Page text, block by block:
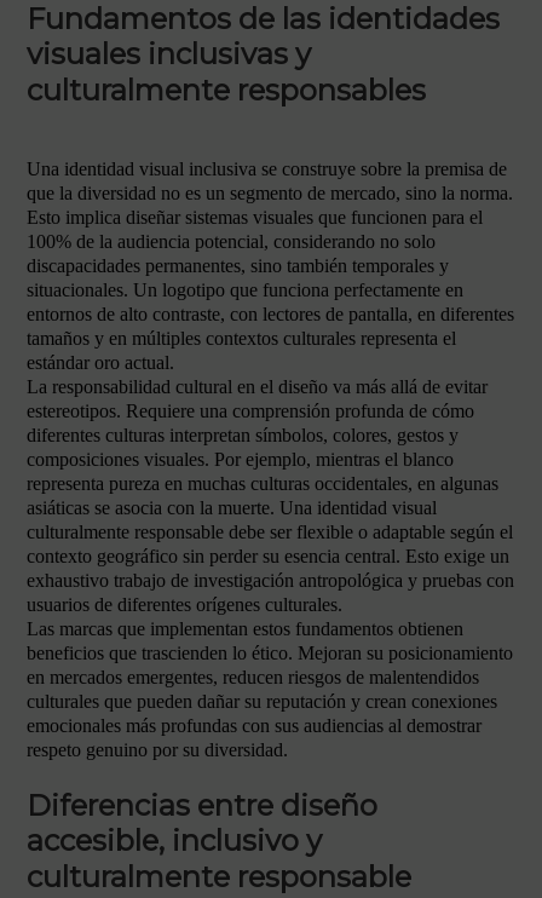
Fundamentos de las identidades
visuales inclusivas y
culturalmente responsables
Una identidad visual inclusiva se construye sobre la premisa de
que la diversidad no es un segmento de mercado, sino la norma.
Esto implica diseñar sistemas visuales que funcionen para el
100% de la audiencia potencial, considerando no solo
discapacidades permanentes, sino también temporales y
situacionales. Un logotipo que funciona perfectamente en
entornos de alto contraste, con lectores de pantalla, en diferentes
tamaños y en múltiples contextos culturales representa el
estándar oro actual.
La responsabilidad cultural en el diseño va más allá de evitar
estereotipos. Requiere una comprensión profunda de cómo
diferentes culturas interpretan símbolos, colores, gestos y
composiciones visuales. Por ejemplo, mientras el blanco
representa pureza en muchas culturas occidentales, en algunas
asiáticas se asocia con la muerte. Una identidad visual
culturalmente responsable debe ser flexible o adaptable según el
contexto geográfico sin perder su esencia central. Esto exige un
exhaustivo trabajo de investigación antropológica y pruebas con
usuarios de diferentes orígenes culturales.
Las marcas que implementan estos fundamentos obtienen
beneficios que trascienden lo ético. Mejoran su posicionamiento
en mercados emergentes, reducen riesgos de malentendidos
culturales que pueden dañar su reputación y crean conexiones
emocionales más profundas con sus audiencias al demostrar
respeto genuino por su diversidad.
Diferencias entre diseño
accesible, inclusivo y
culturalmente responsable